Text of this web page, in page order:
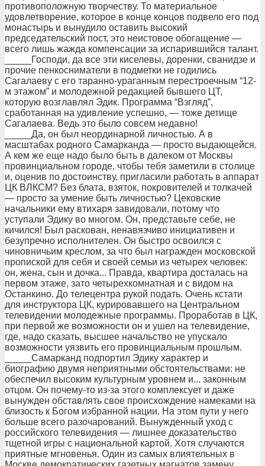
противоположную творчеству. То материальное
удовлетворение, которое в конце концов подвело его под
монастырь и вынудило оставить высокий
председательский пост, это неистовое обогащение —
всего лишь жажда компенсации за испарившийся талант.
_____Господи, да все эти киселевы, доренки, сванидзе и
прочие пенкосниматели в подметки не годились
Сагалаеву с его таранно-ураганным перестроечным “12-
м этажом” и молодежной редакцией бывшего ЦТ,
которую возглавлял Эдик. Программа “Взгляд”,
сработанная на удивление успешно, — тоже детище
Сагалаева. Ведь это было совсем недавно!
_____Да, он был неординарной личностью. А в
масштабах родного Самарканда — просто выдающейся.
А кем же еще надо было быть в далеком от Москвы
провинциальном городе, чтобы тебя заметили в столице
и, оценив по достоинству, пригласили работать в аппарат
ЦК ВЛКСМ? Без блата, взяток, покровителей и толкачей
— просто за умение быть личностью? Цековские
начальники ему втихаря завидовали, потому что
уступали Эдику во многом. Он, представьте себе, не
кичился! Был раскован, ненавязчиво инициативен и
безупречно исполнителен. Он быстро освоился с
чиновничьим креслом, за что был награжден московской
пропиской для себя и своей семьи из четырех человек:
он, жена, сын и дочка... Правда, квартира досталась на
первом этаже, зато четырехкомнатная и с видом на
Останкино. До телецентра рукой подать. Очень кстати
для инструктора ЦК, курировавшего на Центральном
телевидении молодежные программы. Проработав в ЦК,
при первой же возможности он и ушел на телевидение,
где, надо сказать, высшее начальство не упускало
возможности уязвить его провинциальным прошлым.
_____Самарканд подпортил Эдику характер и
биографию двумя неприятными обстоятельствами: не
обеспечил высоким культурным уровнем и... законным
отцом. Он почему-то из-за этого комплексует и даже
вынужден обставлять свое происхождение намеками на
близость к Богом избранной нации. На этом пути у него
больше всего разочарований. Вынужденный уход с
российского телевидения — лишнее доказательство
тщетной игры с национальной картой. Хотя случаются
приятные мгновенья. Один из самых влиятельных в